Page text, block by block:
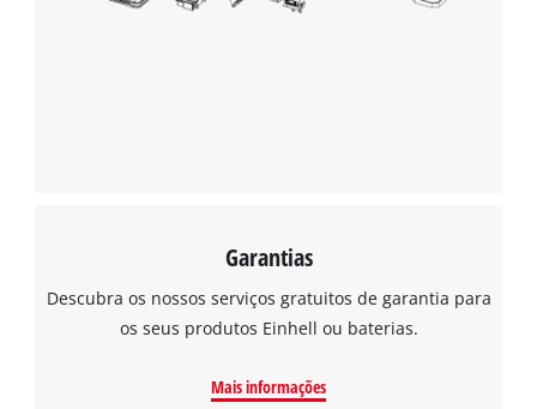
Garantias
Descubra os nossos serviços gratuitos de garantia para
os seus produtos Einhell ou baterias.
Mais informações